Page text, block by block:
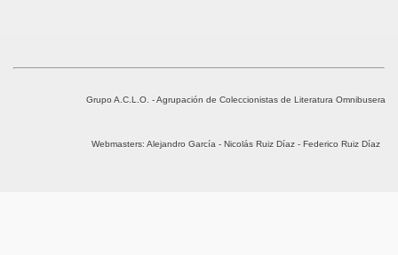
Grupo A.C.L.O. - Agrupación de Coleccionistas de Literatura Omnibusera
Webmasters: Alejandro García - Nicolás Ruiz Díaz - Federico Ruiz Díaz